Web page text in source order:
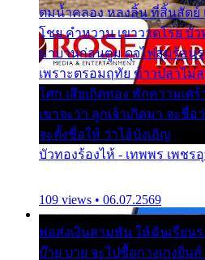
ตมน้ำคลอง หลงลิ้น ที่สิ้นสัตย์
โชย คำหวาน เขาวาดโรย บั
มาบานก่อนตูม ดุจไฟสุมร้อน
เพราะตรอมฤทัย ข้าวปลาไม่
โศก เสียเถิดทอง พักความเศ
เขาจะว่า ลูกเจ้าเกิดมา จะชื่
จะตั้งชื่อให้ ว่าไอ้บังเอิญ
บัวทองร้องไห้ - เทพพร เพชร
109 views • 06.07.2569
พ่อส่งเงินสามพัน ให้ฉันเรียน
บ๊าย บาย จะไปซื้อกางเกงยีนส์